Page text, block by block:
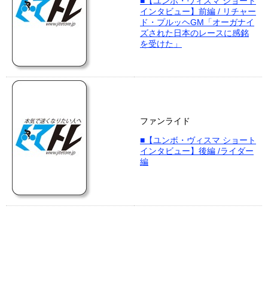
インタビュー】前編 / リチャー
ド・プルッヘGM「オーガナイ
ズされた日本のレースに感銘
を受けた」
ファンライド
■【ユンボ・ヴィスマ ショート
インタビュー】後編 /ライダー
編